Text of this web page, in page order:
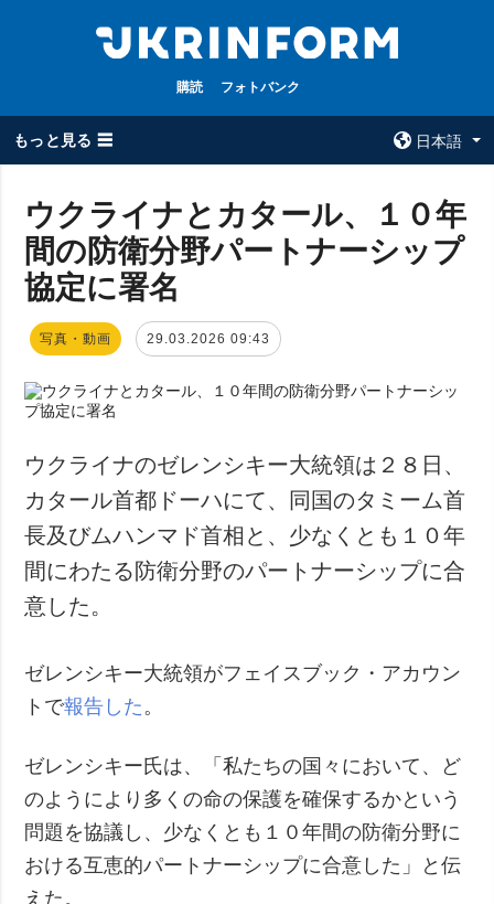
購読 フォトバンク
もっと見る ☰
日本語
全てのトピック
戦争
政治
経済・復興
防衛
社会・文化
スポーツ
犯罪
事故・緊急事態
ウクルインフォ
ルム
追加
インタビュー
写真
フォトバンク
ウクライナとカタール、１０年
間の防衛分野パートナーシップ
協定に署名
写真・動画 29.03.2026 09:43
ウクライナのゼレンシキー大統領は２８日、
カタール首都ドーハにて、同国のタミーム首
長及びムハンマド首相と、少なくとも１０年
間にわたる防衛分野のパートナーシップに合
意した。
ゼレンシキー大統領がフェイスブック・アカウン
トで報告した 。
ゼレンシキー氏は、「私たちの国々において、ど
のようにより多くの命の保護を確保するかという
問題を協議し、少なくとも１０年間の防衛分野に
おける互恵的パートナーシップに合意した」と伝
えた。